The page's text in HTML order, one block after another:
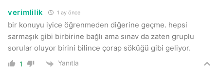
verimlilik 1 ay önce
bir konuyu iyice öğrenmeden diğerine geçme. hepsi
sarmaşık gibi birbirine bağlı ama sınav da zaten gruplu
sorular oluyor birini bilince çorap söküğü gibi geliyor.
1 Yanıtla